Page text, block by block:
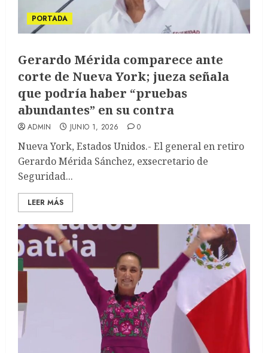
PORTADA
Gerardo Mérida comparece ante
corte de Nueva York; jueza señala
que podría haber “pruebas
abundantes” en su contra
ADMIN JUNIO 1, 2026 0
Nueva York, Estados Unidos.- El general en retiro
Gerardo Mérida Sánchez, exsecretario de
Seguridad...
LEER MÁS